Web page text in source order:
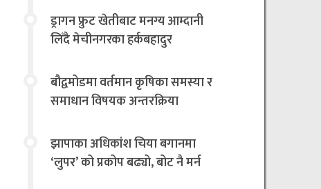
ड्रागन फ्रुट खेतीबाट मनग्य आम्दानी
लिँदै मेचीनगरका हर्कबहादुर
बौद्वमोडमा वर्तमान कृषिका समस्या र
समाधान विषयक अन्तरक्रिया
झापाका अधिकांश चिया बगानमा
‘लुपर’ को प्रकोप बढ्यो, बोट नै मर्न